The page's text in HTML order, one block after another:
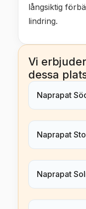
långsiktig
lindring.
Vi
dessa
Naprapat
Naprapat
Naprapat